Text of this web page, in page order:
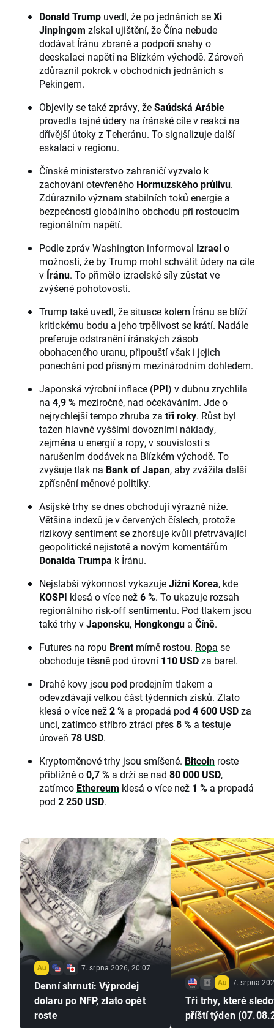
Donald Trump uvedl, že po jednáních seXi
Jinpingem získal ujištění, že Čína nebude
dodávat Íránu zbraně a podpoří snahy o
deeskalaci napětí na Blízkém východě. Zároveň
zdůraznil pokrok v obchodních jednáních s
Pekingem.
Objevily se také zprávy, žeSaúdská Arábie
provedla tajné údery na íránské cíle v reakci na
dřívější útoky z Teheránu. To signalizuje další
eskalaci v regionu.
Čínské ministerstvo zahraničí vyzvalo k
zachování otevřeného Hormuzského průlivu.
Zdůraznilo význam stabilních toků energie a
bezpečnosti globálního obchodu při rostoucím
regionálním napětí.
Podle zpráv Washington informoval Izraelo
možnosti, že by Trump mohl schválit údery na cíle
v Íránu. To přimělo izraelské síly zůstat ve
zvýšené pohotovosti.
Trump také uvedl, že situace kolem Íránu se blíží
kritickému bodu a jeho trpělivost se krátí. Nadále
preferuje odstranění íránských zásob
obohaceného uranu, připouští však i jejich
ponechání pod přísným mezinárodním dohledem.
Japonská výrobní inflace (PPI) v dubnu zrychlila
na 4,9 % meziročně, nad očekáváním. Jde o
nejrychlejší tempo zhruba za tři roky. Růst byl
tažen hlavně vyššími dovozními náklady,
zejména u energií a ropy, v souvislosti s
narušením dodávek na Blízkém východě. To
zvyšuje tlak na Bank of Japan, aby zvážila další
zpřísnění měnové politiky.
Asijské trhy se dnes obchodují výrazně níže.
Většina indexů je v červených číslech, protože
rizikový sentiment se zhoršuje kvůli přetrvávající
geopolitické nejistotě a novým komentářům
Donalda Trumpa k Íránu.
Nejslabší výkonnost vykazujeJižní Korea, kde
KOSPI klesá o více než6 %. To ukazuje rozsah
regionálního risk-off sentimentu. Pod tlakem jsou
také trhy vJaponsku, Hongkongu a Číně.
Futures na ropu Brentmírně rostou. Ropa se
obchoduje těsně pod úrovní 110 USDza barel.
Drahé kovy jsou pod prodejním tlakem a
odevzdávají velkou část týdenních zisků. Zlato
klesá o více než2 % a propadá pod 4 600 USDza
unci, zatímcostříbroztrácí přes8 % a testuje
úroveň 78 USD.
Kryptoměnové trhy jsou smíšené. Bitcoin roste
přibližně o0,7 % a drží se nad 80 000 USD,
zatímco Ethereum klesá o více než 1 % a propadá
pod 2 250 USD.
7. srpna 2026, 20:07
Denní shrnutí: Výprodej
dolaru po NFP, zlato opět
roste
7. srpna
Tři trhy, které
příští týden